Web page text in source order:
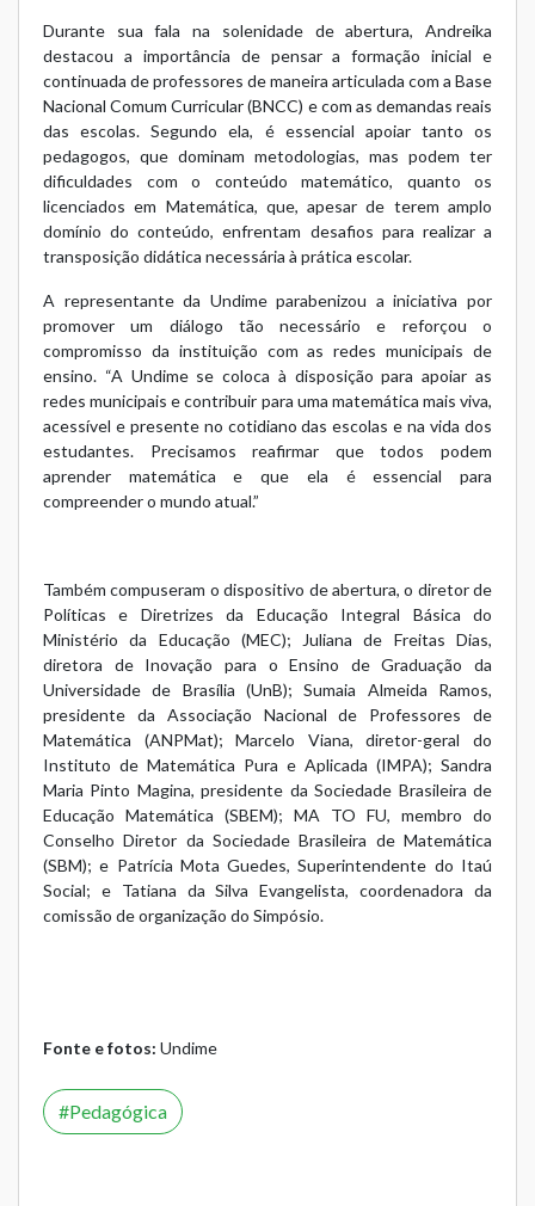
Durante sua fala na solenidade de abertura, Andreika
destacou a importância de pensar a formação inicial e
continuada de professores de maneira articulada com a Base
Nacional Comum Curricular (BNCC) e com as demandas reais
das escolas. Segundo ela, é essencial apoiar tanto os
pedagogos, que dominam metodologias, mas podem ter
dificuldades com o conteúdo matemático, quanto os
licenciados em Matemática, que, apesar de terem amplo
domínio do conteúdo, enfrentam desafios para realizar a
transposição didática necessária à prática escolar.
A representante da Undime parabenizou a iniciativa por
promover um diálogo tão necessário e reforçou o
compromisso da instituição com as redes municipais de
ensino. “A Undime se coloca à disposição para apoiar as
redes municipais e contribuir para uma matemática mais viva,
acessível e presente no cotidiano das escolas e na vida dos
estudantes. Precisamos reafirmar que todos podem
aprender matemática e que ela é essencial para
compreender o mundo atual.”
Também compuseram o dispositivo de abertura, o diretor de
Políticas e Diretrizes da Educação Integral Básica do
Ministério da Educação (MEC); Juliana de Freitas Dias,
diretora de Inovação para o Ensino de Graduação da
Universidade de Brasília (UnB); Sumaia Almeida Ramos,
presidente da Associação Nacional de Professores de
Matemática (ANPMat); Marcelo Viana, diretor-geral do
Instituto de Matemática Pura e Aplicada (IMPA); Sandra
Maria Pinto Magina, presidente da Sociedade Brasileira de
Educação Matemática (SBEM); MA TO FU, membro do
Conselho Diretor da Sociedade Brasileira de Matemática
(SBM); e Patrícia Mota Guedes, Superintendente do Itaú
Social; e Tatiana da Silva Evangelista, coordenadora da
comissão de organização do Simpósio.
Fonte e fotos: Undime
Pedagógica